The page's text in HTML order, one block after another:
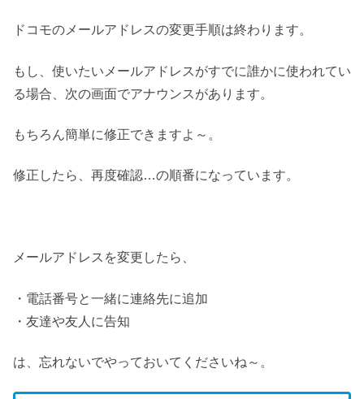
ドコモのメールアドレスの変更手順は終わります。
もし、使いたいメールアドレスがすでに誰かに使われてい
る場合、次の画面でアナウンスがあります。
もちろん簡単に修正できますよ～。
修正したら、再度確認…の順番になっています。
メールアドレスを変更したら、
・電話番号と一緒に連絡先に追加
・友達や友人に告知
は、忘れないでやっておいてくださいね～。